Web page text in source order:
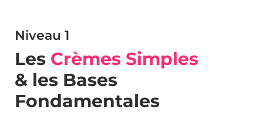
Niveau 1
Les Crèmes Simples
& les Bases
Fondamentales